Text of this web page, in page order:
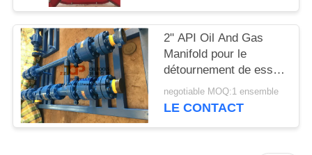
2" API Oil And Gas
Manifold pour le
détournement de essai
de puits
negotiable MOQ:1 ensemble
LE CONTACT